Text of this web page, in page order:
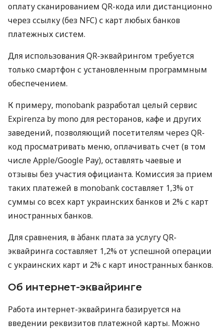
оплату сканированием QR-кода или дистанционно
через ссылку (без NFC) с карт любых банков
платежных систем.
Для использования QR-эквайрингом требуется
только смартфон с установленным программным
обеспечением.
К примеру, monobank разработал целый сервис
Expirenza by mono для ресторанов, кафе и других
заведений, позволяющий посетителям через QR-
код просматривать меню, оплачивать счет (в том
числе Apple/Google Pay), оставлять чаевые и
отзывы без участия официанта. Комиссия за прием
таких платежей в monobank составляет 1,3% от
суммы со всех карт украинских банков и 2% с карт
иностранных банков.
Для сравнения, в àбанк плата за услугу QR-
эквайринга составляет 1,2% от успешной операции
с украинских карт и 2% с карт иностранных банков.
Об интернет-эквайринге
Работа интернет-эквайринга базируется на
введении реквизитов платежной карты. Можно